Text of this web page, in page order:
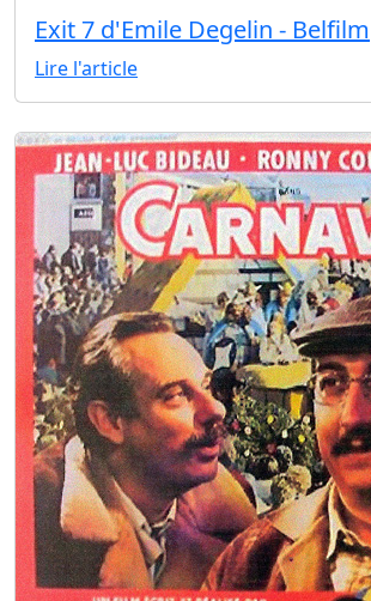
Exit 7 d'Emile Degelin - Belfilm
Lire l'article